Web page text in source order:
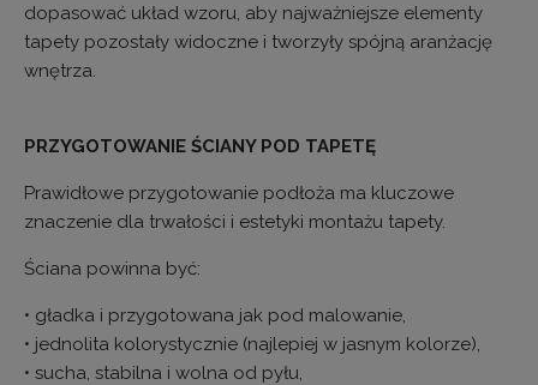
dopasować układ wzoru, aby najważniejsze elementy
tapety pozostały widoczne i tworzyły spójną aranżację
wnętrza.
PRZYGOTOWANIE ŚCIANY POD TAPETĘ
Prawidłowe przygotowanie podłoża ma kluczowe
znaczenie dla trwałości i estetyki montażu tapety.
Ściana powinna być:
• gładka i przygotowana jak pod malowanie,
• jednolita kolorystycznie (najlepiej w jasnym kolorze),
• sucha, stabilna i wolna od pyłu,